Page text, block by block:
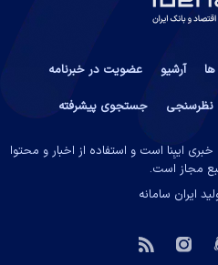
آرشیو
عضویت در خبرنامه
نظرسنجی جستجوی پیشرفته
ایبِنا است و استفاده از اخبار و محتوا
مجاز است.
ایران سامانه